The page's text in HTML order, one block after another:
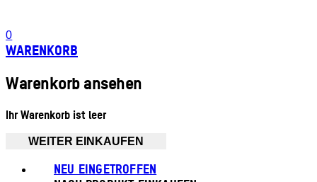
0
WARENKORB
Warenkorb ansehen
Ihr Warenkorb ist leer
WEITER EINKAUFEN
NEU EINGETROFFEN